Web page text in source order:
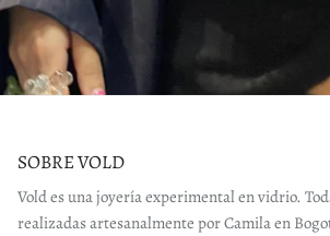
SOBRE VOLD
Vold es una joyería experimental en vidrio.
realizadas artesanalmente por Camila en